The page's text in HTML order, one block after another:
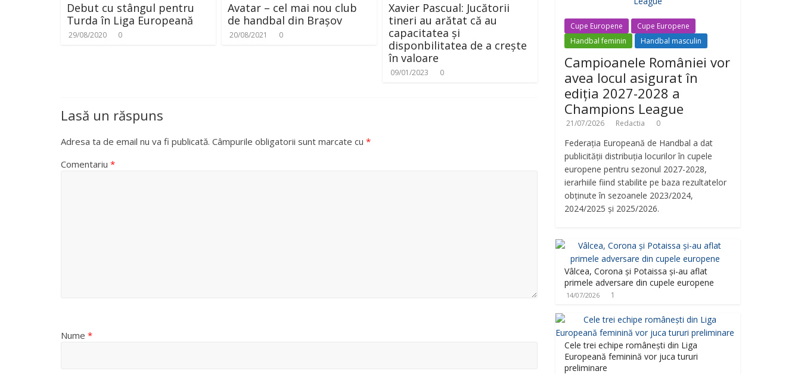
Debut cu stângul pentru
Turda în Liga Europeană
29/08/2020 0
Avatar – cel mai nou club
de handbal din Brașov
20/08/2021 0
Xavier Pascual: Jucătorii
tineri au arătat că au
capacitatea și
disponbilitatea de a crește
în valoare
09/01/2023 0
Lasă un răspuns
Adresa ta de email nu va fi publicată. Câmpurile obligatorii sunt marcate cu *
Comentariu *
Nume *
Cupe Europene
Cupe Europene
Handbal feminin
Handbal masculin
Campioanele României vor
avea locul asigurat în
ediția 2027-2028 a
Champions League
21/07/2026 Redactia 0
Federația Europeană de Handbal a dat
publicității distribuția locurilor în cupele
europene pentru sezonul 2027-2028,
ierarhiile fiind stabilite pe baza rezultatelor
obținute în sezoanele 2023/2024,
2024/2025 și 2025/2026.
Vâlcea, Corona și Potaissa și-au aflat
primele adversare din cupele europene
14/07/2026 1
Cele trei echipe românești din Liga
Europeană feminină vor juca tururi
preliminare